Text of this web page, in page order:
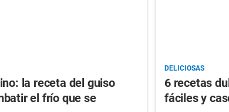
la receta del guiso
el frío que se
DELICIOSAS
6 recetas
fáciles y